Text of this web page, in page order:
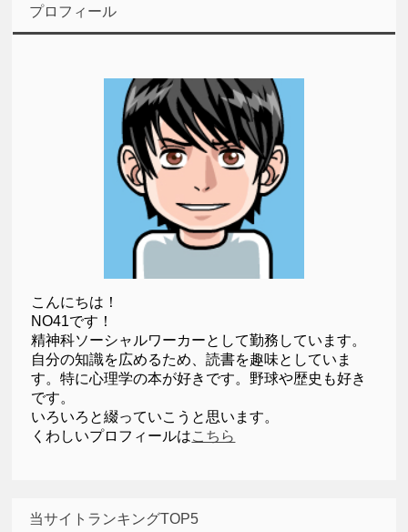
プロフィール
こんにちは！
NO41です！
精神科ソーシャルワーカーとして勤務しています。
自分の知識を広めるため、読書を趣味としていま
す。特に心理学の本が好きです。野球や歴史も好き
です。
いろいろと綴っていこうと思います。
くわしいプロフィールはこちら
当サイトランキングTOP5